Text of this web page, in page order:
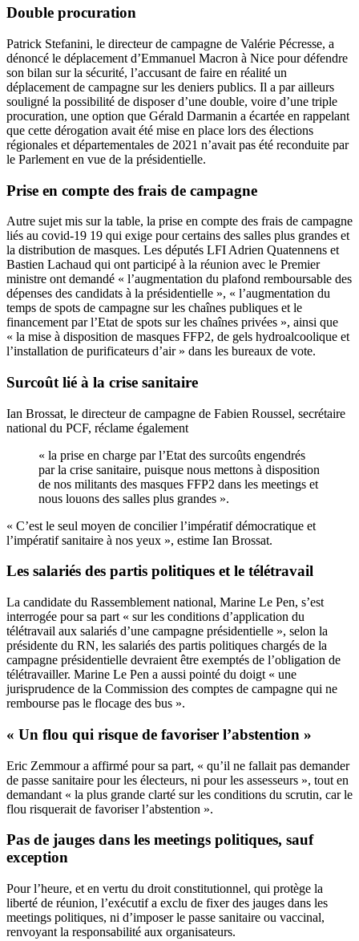
Double procuration
Patrick Stefanini, le directeur de campagne de Valérie Pécresse, a
dénoncé le déplacement d’Emmanuel Macron à Nice pour défendre
son bilan sur la sécurité, l’accusant de faire en réalité un
déplacement de campagne sur les deniers publics. Il a par ailleurs
souligné la possibilité de disposer d’une double, voire d’une triple
procuration, une option que Gérald Darmanin a écartée en rappelant
que cette dérogation avait été mise en place lors des élections
régionales et départementales de 2021 n’avait pas été reconduite par
le Parlement en vue de la présidentielle.
Prise en compte des frais de campagne
Autre sujet mis sur la table, la prise en compte des frais de campagne
liés au covid-19 19 qui exige pour certains des salles plus grandes et
la distribution de masques. Les députés LFI Adrien Quatennens et
Bastien Lachaud qui ont participé à la réunion avec le Premier
ministre ont demandé « l’augmentation du plafond remboursable des
dépenses des candidats à la présidentielle », « l’augmentation du
temps de spots de campagne sur les chaînes publiques et le
financement par l’Etat de spots sur les chaînes privées », ainsi que
« la mise à disposition de masques FFP2, de gels hydroalcoolique et
l’installation de purificateurs d’air » dans les bureaux de vote.
Surcoût lié à la crise sanitaire
Ian Brossat, le directeur de campagne de Fabien Roussel, secrétaire
national du PCF, réclame également
« la prise en charge par l’Etat des surcoûts engendrés
par la crise sanitaire, puisque nous mettons à disposition
de nos militants des masques FFP2 dans les meetings et
nous louons des salles plus grandes ».
« C’est le seul moyen de concilier l’impératif démocratique et
l’impératif sanitaire à nos yeux », estime Ian Brossat.
Les salariés des partis politiques et le télétravail
La candidate du Rassemblement national, Marine Le Pen, s’est
interrogée pour sa part « sur les conditions d’application du
télétravail aux salariés d’une campagne présidentielle », selon la
présidente du RN, les salariés des partis politiques chargés de la
campagne présidentielle devraient être exemptés de l’obligation de
télétravailler. Marine Le Pen a aussi pointé du doigt « une
jurisprudence de la Commission des comptes de campagne qui ne
rembourse pas le flocage des bus ».
« Un flou qui risque de favoriser l’abstention »
Eric Zemmour a affirmé pour sa part, « qu’il ne fallait pas demander
de passe sanitaire pour les électeurs, ni pour les assesseurs », tout en
demandant « la plus grande clarté sur les conditions du scrutin, car le
flou risquerait de favoriser l’abstention ».
Pas de jauges dans les meetings politiques, sauf
exception
Pour l’heure, et en vertu du droit constitutionnel, qui protège la
liberté de réunion, l’exécutif a exclu de fixerdes jauges dans les
meetings politiques, ni d’imposer le passe sanitaire ou vaccinal,
renvoyant la responsabilité aux organisateurs.